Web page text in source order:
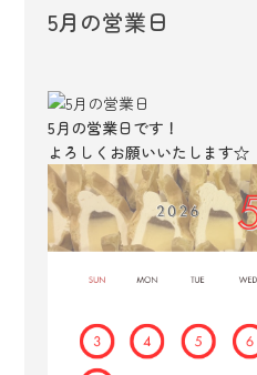
5月の営業日
5月の営業日です！
よろしくお願いいたします☆